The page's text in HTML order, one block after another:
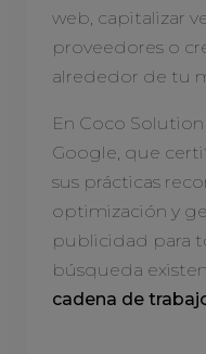
web, capitalizar
proveedores o
alrededor de tu
En Coco
Google, que
sus prácticas
optimización y
publicidad para
búsqueda
cadena de